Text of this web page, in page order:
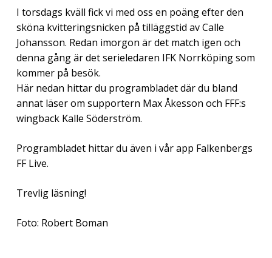
I torsdags kväll fick vi med oss en poäng efter den
sköna kvitteringsnicken på tilläggstid av Calle
Johansson. Redan imorgon är det match igen och
denna gång är det serieledaren IFK Norrköping som
kommer på besök.
Här nedan hittar du programbladet där du bland
annat läser om supportern Max Åkesson och FFF:s
wingback Kalle Söderström.
Programbladet hittar du även i vår app Falkenbergs
FF Live.
Trevlig läsning!
Foto: Robert Boman